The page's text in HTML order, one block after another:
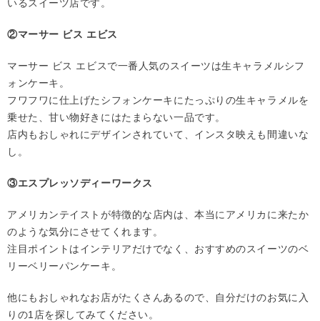
いるスイーツ店です。
②マーサー ビス エビス
マーサー ビス エビスで一番人気のスイーツは生キャラメルシフ
ォンケーキ。
フワフワに仕上げたシフォンケーキにたっぷりの生キャラメルを
乗せた、甘い物好きにはたまらない一品です。
店内もおしゃれにデザインされていて、インスタ映えも間違いな
し。
③エスプレッソディーワークス
アメリカンテイストが特徴的な店内は、本当にアメリカに来たか
のような気分にさせてくれます。
注目ポイントはインテリアだけでなく、おすすめのスイーツのベ
リーベリーパンケーキ。
他にもおしゃれなお店がたくさんあるので、自分だけのお気に入
りの1店を探してみてください。